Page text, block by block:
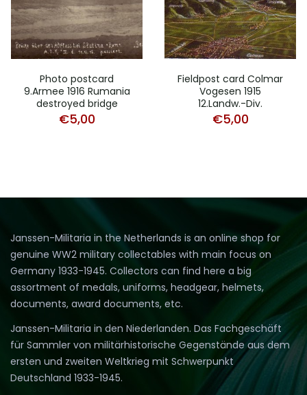
Photo postcard
9.Armee 1916 Rumania
destroyed bridge
€5,00
Fieldpost card Colmar
Vogesen 1915
12.Landw.-Div.
€5,00
Janssen-Militaria in the Netherlands is an online shop for
genuine WW2 military collectables with main focus on
Germany 1933-1945. Collectors can find here a big
assortment of medals, uniforms, headgear, helmets,
documents, award documents, etc.
Janssen-Militaria in den Niederlanden. Das Fachgeschäft
für Sammler von militärhistorische Gegenstände aus dem
ersten und zweiten Weltkrieg mit Schwerpunkt
Deutschland 1933-1945.